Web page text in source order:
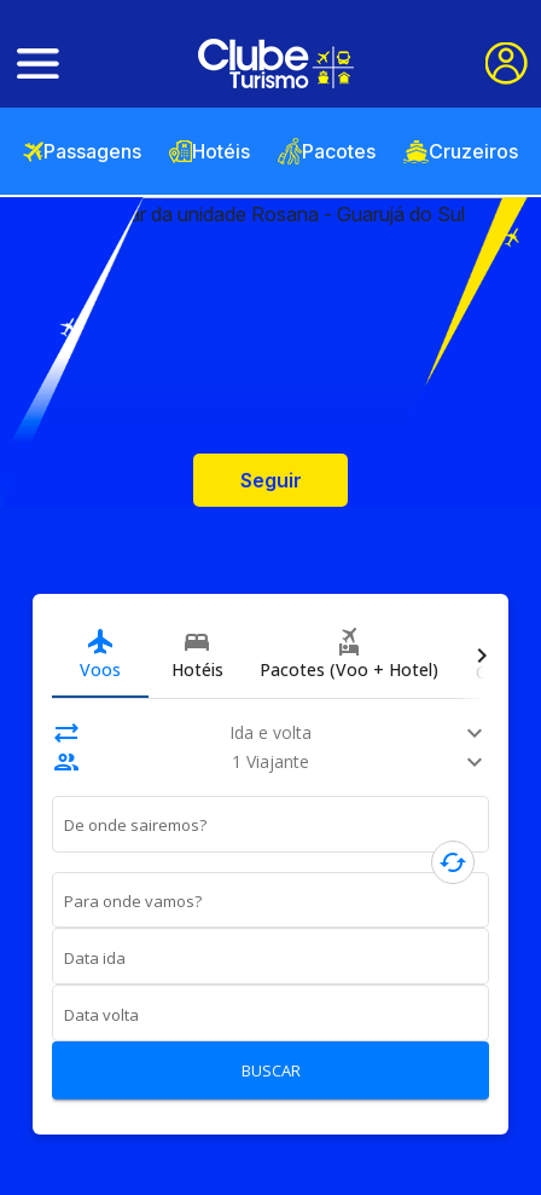
Passagens Hotéis Pacotes Cruzeiros
Seguir
flight
Voos
bed
Hotéis
flights_and_hotels
Pacotes (Voo + Hotel) Carros
sync_alt Ida e volta
expand_more
people
1 Viajante expand_more
De onde sairemos?
cached
Para onde vamos?
Data ida
Data volta
BUSCAR
chevron_right